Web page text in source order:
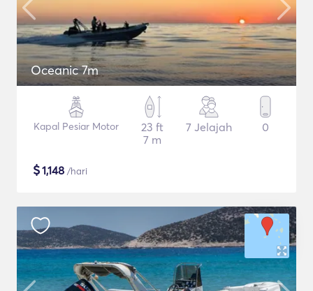
Oceanic 7m
Kapal Pesiar Motor
23 ft
7 m
7 Jelajah 0
$1,148 /hari